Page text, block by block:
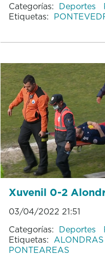
Categorías: Deportes
Etiquetas:
Xuvenil 0-2
03/04/2022 21:51
Categorías: Deportes
Etiquetas: ALONDRAS
PONTEAREAS